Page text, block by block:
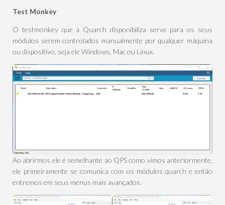
Test Monkey
O testmonkey que a Quarch disponibiliza serve para os seus
módulos serem controlados manualmente por qualquer máquina
ou dispositivo, seja ele Windows, Mac ou Linux.
Ao abrirmos ele é semelhante ao QPS como vimos anteriormente,
ele primeiramente se comunica com os módulos quarch e então
entremos em seus menus mais avançados.